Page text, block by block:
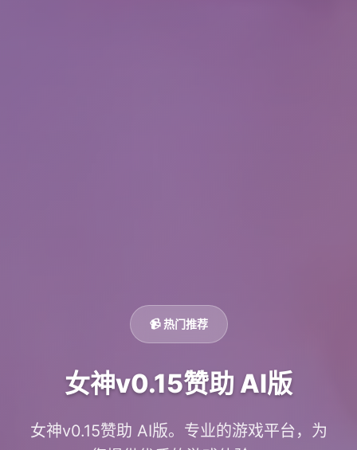
📹 热门推荐
女神v0.15赞助 AI版
女神v0.15赞助 AI版。专业的游戏平台，为